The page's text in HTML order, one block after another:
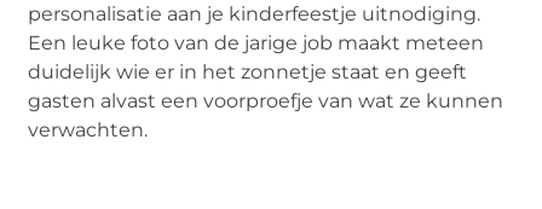
personalisatie aan je kinderfeestje uitnodiging.
Een leuke foto van de jarige job maakt meteen
duidelijk wie er in het zonnetje staat en geeft
gasten alvast een voorproefje van wat ze kunnen
verwachten.